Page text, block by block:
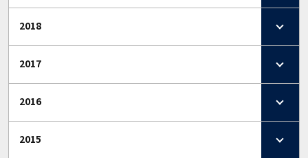
2018
2017
2016
2015